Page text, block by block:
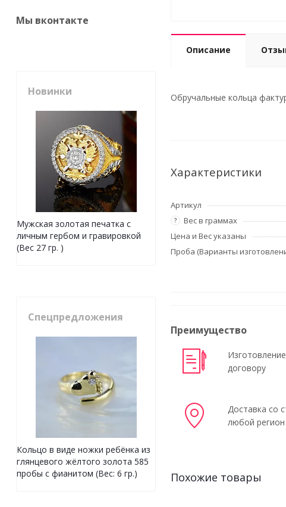
Описание
Обручальные кольца
Характеристики
Артикул
? Вес в граммах
Цена и Вес указаны
Проба (Варианты
Преимущество
договору
Доставка со
любой
Похожие товары
Мы вконтакте
Новинки
Мужская золотая печатка с
личным гербом и гравировкой
(Вес 27 гр. )
Спецпредложения
Кольцо в виде ножки ребёнка из
глянцевого жёлтого золота 585
пробы с фианитом (Вес: 6 гр.)